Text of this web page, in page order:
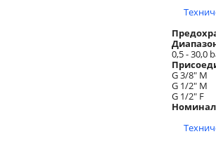
0,5 - 30,0
G 3/8" M
G 1/2" M
G 1/2" F